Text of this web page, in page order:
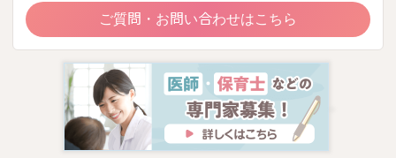
ご質問・お問い合わせはこちら